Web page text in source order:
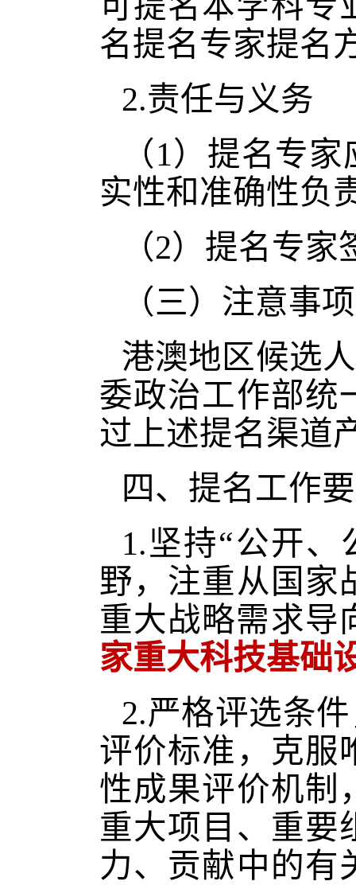
名提名专家提名
2.责任与义务
（1）提名专
实性和准确性负
（2）提名专家
（三）注意事项
港澳地区候选
委政治工作部统
过上述提名渠道
四、提名工作
1.坚持“公开
野，注重从国家
重大战略需求导
家重大科技基础
2.严格评选条
评价标准，克服
性成果评价机制
重大项目、重要
力、贡献中的有